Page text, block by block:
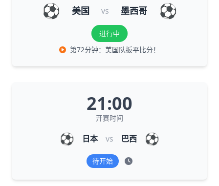
⚽ 美国 vs 墨西哥 ⚽
进行中
第72分钟：美国队扳平比分！
21:00
开赛时间
⚽ 日本 vs 巴西 ⚽
待开始